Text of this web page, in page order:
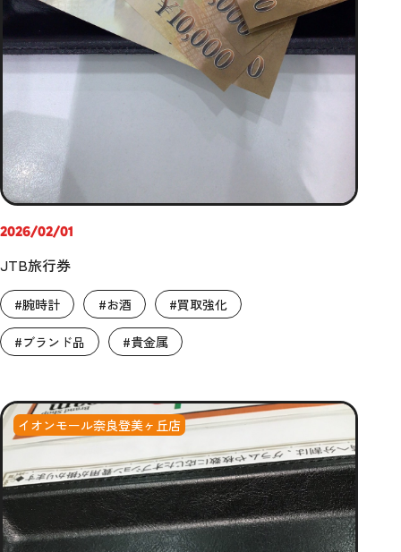
2026/02/01
JTB旅行券
#腕時計 #お酒 #買取強化
#ブランド品 #貴金属
イオンモール奈良登美ヶ丘店